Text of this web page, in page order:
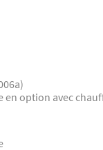
en option avec